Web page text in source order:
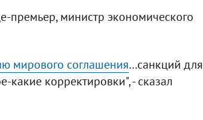
премьер, министр экономического
мирового соглашения...санкций для
какие корректировки", - сказал